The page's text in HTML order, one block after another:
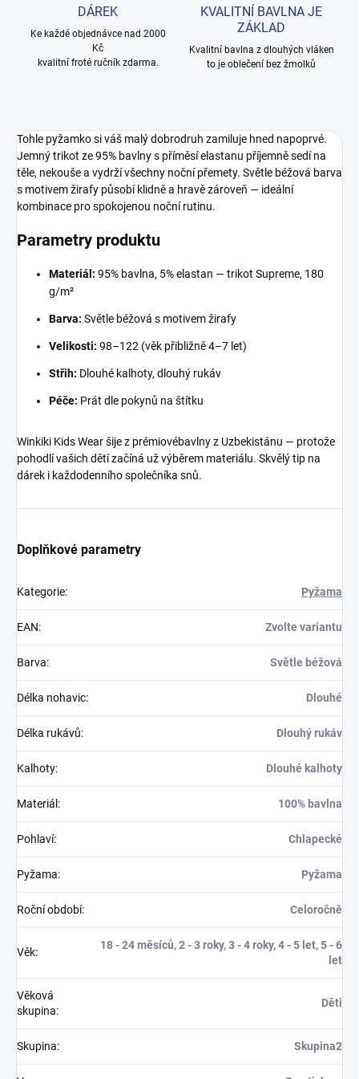
DÁREK
Ke každé objednávce nad 2000
Kč
kvalitní froté ručník zdarma.
KVALITNÍ BAVLNA JE
ZÁKLAD
Kvalitní bavlna z dlouhých vláken
to je oblečení bez žmolků
Tohle pyžamko si váš malý dobrodruh zamiluje hned napoprvé.
Jemný trikot ze 95% bavlny s příměsí elastanu příjemně sedí na
těle, nekouše a vydrží všechny noční přemety. Světle béžová barva
s motivem žirafy působí klidně a hravě zároveň — ideální
kombinace pro spokojenou noční rutinu.
Parametry produktu
Materiál: 95% bavlna, 5% elastan — trikot Supreme, 180
g/m²
Barva: Světle béžová s motivem žirafy
Velikosti: 98–122 (věk přibližně 4–7 let)
Střih: Dlouhé kalhoty, dlouhý rukáv
Péče: Prát dle pokynů na štítku
Winkiki Kids Wear šije z prémiovébavlny z Uzbekistánu — protože
pohodlí vašich dětí začíná už výběrem materiálu. Skvělý tip na
dárek i každodenního společníka snů.
Doplňkové parametry
Kategorie: Pyžama
EAN: Zvolte variantu
Barva: Světle béžová
Délka nohavic: Dlouhé
Délka rukávů: Dlouhý rukáv
Kalhoty: Dlouhé kalhoty
Materiál : 100% bavlna
Pohlaví: Chlapecké
Pyžama: Pyžama
Roční období: Celoročně
Věk:
18 - 24 měsíců, 2 - 3 roky, 3 - 4 roky, 4 - 5 let, 5 - 6
let
Věková
skupina:
Děti
Skupina: Skupina2